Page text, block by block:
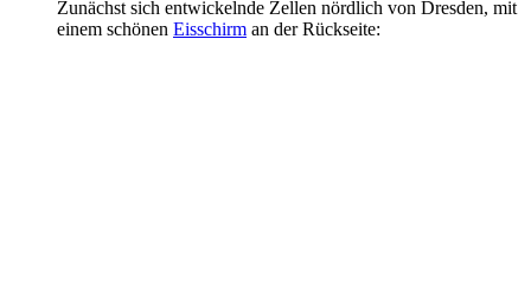
Zunächst sich entwickelnde Zellen nördlich von Dresden, mit
einem schönen Eisschirm an der Rückseite: